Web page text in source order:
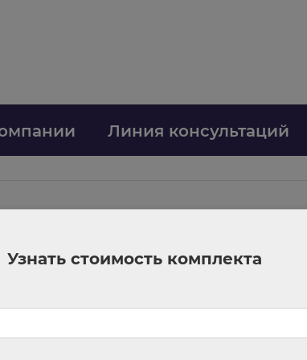
Линия консультаций
и амортизационной премии
могут уменьшать федеральную часть налога на прибыль
которых используется вычет, можно начислять
вычета, премии и амортизации, разберем на
Узнать стоимость комплекта